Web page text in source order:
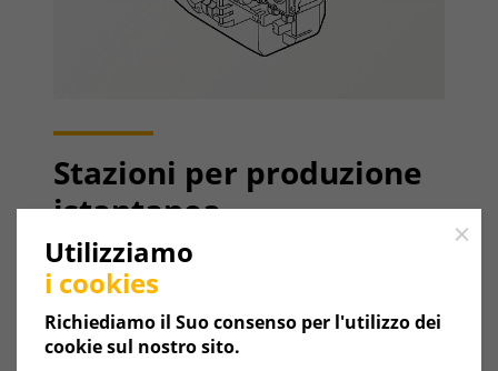
Stazioni per produzione
istantanea
Weishaupt.
Le stazioni per produzione istantanea di acqua
calda sono apparecchi per il riscaldamento
rapido e igienico dell'acqua sanitaria. L'acqua
Close
Utilizziamo
i cookies
Richiediamo il Suo consenso per l'utilizzo dei
cookie sul nostro sito.